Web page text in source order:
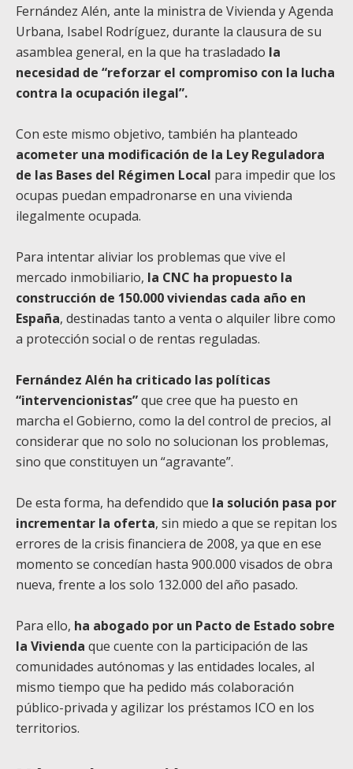
Fernández Alén, ante la ministra de Vivienda y Agenda
Urbana, Isabel Rodríguez, durante la clausura de su
asamblea general, en la que ha trasladado la
necesidad de “reforzar el compromiso con la lucha
contra la ocupación ilegal”.
Con este mismo objetivo, también ha planteado
acometer una modificación de la Ley Reguladora
de las Bases del Régimen Local para impedir que los
ocupas puedan empadronarse en una vivienda
ilegalmente ocupada.
Para intentar aliviar los problemas que vive el
mercado inmobiliario, la CNC ha propuesto la
construcción de 150.000 viviendas cada año en
España, destinadas tanto a venta o alquiler libre como
a protección social o de rentas reguladas.
Fernández Alén ha criticado las políticas
“intervencionistas”que cree que ha puesto en
marcha el Gobierno, como la del control de precios, al
considerar que no solo no solucionan los problemas,
sino que constituyen un “agravante”.
De esta forma, ha defendido que la solución pasa por
incrementar la oferta, sin miedo a que se repitan los
errores de la crisis financiera de 2008, ya que en ese
momento se concedían hasta 900.000 visados de obra
nueva, frente a los solo 132.000 del año pasado.
Para ello, ha abogado por un Pacto de Estado sobre
la Vivienda que cuente con la participación de las
comunidades autónomas y las entidades locales, al
mismo tiempo que ha pedido más colaboración
público-privada y agilizar los préstamos ICO en los
territorios.